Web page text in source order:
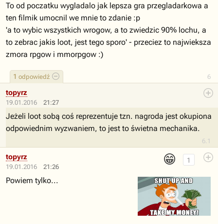
6
1 odpowiedź
To od poczatku wygladalo jak lepsza gra przegladarkowa a
ten filmik umocnil we mnie to zdanie :p
'a to wybic wszystkich wrogow, a to zwiedzic 90% lochu, a
to zebrac jakis loot, jest tego sporo' - przeciez to najwieksza
zmora rpgow i mmorpgow :)
19.01.2016 21:27
6.1
topyrz
Jeżeli loot sobą coś reprezentuje tzn. nagroda jest okupiona
odpowiednim wyzwaniem, to jest to świetna mechanika.
19.01.2016 21:26
😁 1
topyrz
Powiem tylko...